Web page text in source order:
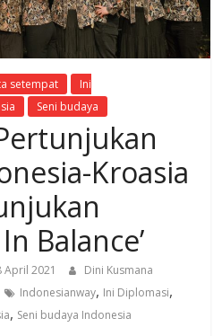
setempat
Ini
Seni budaya
Kroasia
Balance’
April 2021
Dini Kusmana
Indonesianway, Ini Diplomasi,
, Seni budaya Indonesia